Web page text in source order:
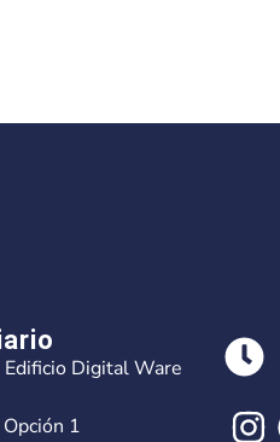
Digital Ware
1